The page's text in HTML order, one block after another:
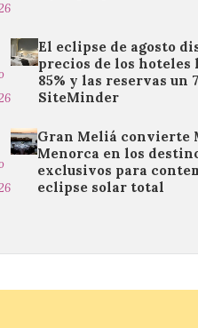
El eclipse de agosto
precios de los hoteles
85% y las reservas un
SiteMinder
Gran Meliá convierte
Menorca en los
exclusivos para
eclipse solar total